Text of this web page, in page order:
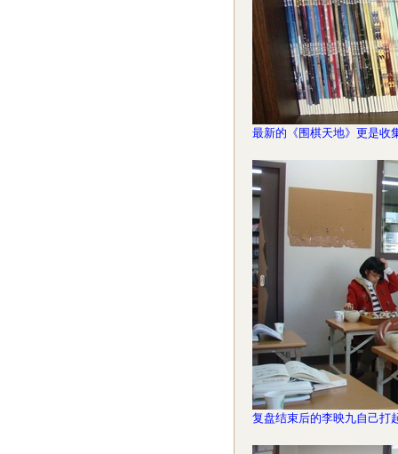
最新的《围棋天地》更是收
复盘结束后的李映九自己打